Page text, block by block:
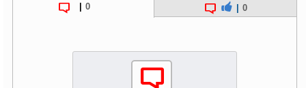
0 0